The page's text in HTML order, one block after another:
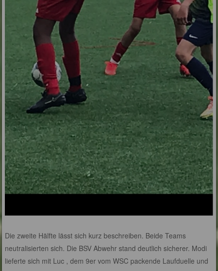
Die zweite Hälfte lässt sich kurz beschreiben. Beide Teams
neutralisierten sich. Die BSV Abwehr stand deutlich sicherer. Modi
lieferte sich mit Luc , dem 9er vom WSC packende Laufduelle und